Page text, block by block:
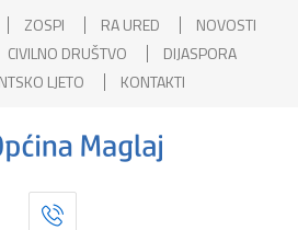
ZOSPI RA URED
NOVOSTI
CIVILNO DRUŠTVO
DIJASPORA
LJETO
KONTAKTI